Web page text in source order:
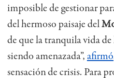
imposible de gestionar
del hermoso paisaje del
de que la tranquila vida
siendo amenazada”, afirmó
sensación de crisis. Para